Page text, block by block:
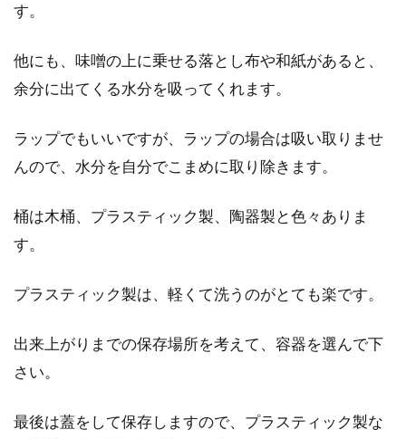
やっぱり味噌汁の具は豆腐！色んな
具材の味噌汁の作り方
最近は簡単にお湯を注ぐだけのカップに入った
インスタント味噌汁や、フリーズドライ味噌汁
に！6つの作り方をご紹介
味噌は古くから「医者いらず」と言われるほど
す。
他にも、味噌の上に乗せる落とし布や和紙があると、
余分に出てくる水分を吸ってくれます。
ラップでもいいですが、ラップの場合は吸い取りませ
んので、水分を自分でこまめに取り除きます。
桶は木桶、プラスティック製、陶器製と色々ありま
す。
プラスティック製は、軽くて洗うのがとても楽です。
出来上がりまでの保存場所を考えて、容器を選んで下
さい。
最後は蓋をして保存しますので、プラスティック製な